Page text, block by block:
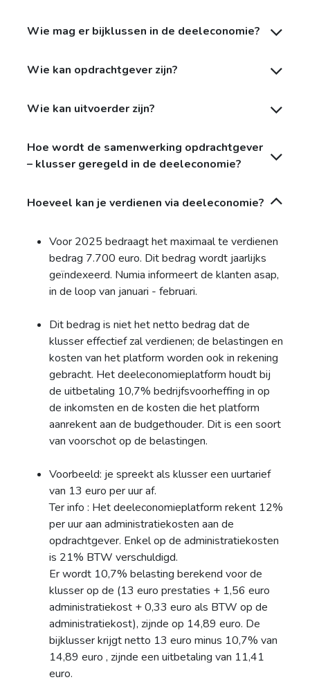
Wie mag er bijklussen in de deeleconomie?
Wie kan opdrachtgever zijn?
Wie kan uitvoerder zijn?
Hoe wordt de samenwerking opdrachtgever
– klusser geregeld in de deeleconomie?
Hoeveel kan je verdienen via deeleconomie?
Voor 2025 bedraagt het maximaal te verdienen
bedrag 7.700 euro. Dit bedrag wordt jaarlijks
geïndexeerd. Numia informeert de klanten asap,
in de loop van januari - februari.
Dit bedrag is niet het netto bedrag dat de
klusser effectief zal verdienen; de belastingen en
kosten van het platform worden ook in rekening
gebracht. Het deeleconomieplatform houdt bij
de uitbetaling 10,7% bedrijfsvoorheffing in op
de inkomsten en de kosten die het platform
aanrekent aan de budgethouder. Dit is een soort
van voorschot op de belastingen.
Voorbeeld: je spreekt als klusser een uurtarief
van 13 euro per uur af.
Ter info : Het deeleconomieplatform rekent 12%
per uur aan administratiekosten aan de
opdrachtgever. Enkel op de administratiekosten
is 21% BTW verschuldigd.
Er wordt 10,7% belasting berekend voor de
klusser op de (13 euro prestaties + 1,56 euro
administratiekost + 0,33 euro als BTW op de
administratiekost), zijnde op 14,89 euro. De
bijklusser krijgt netto 13 euro minus 10,7% van
14,89 euro , zijnde een uitbetaling van 11,41
euro.